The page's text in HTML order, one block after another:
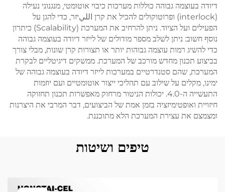
דיודה בעוצמה גבוהה כוללות מערכות כיבוי אוטומטי, מנגנוני נעילה
(interlock) ופרוטוקולים להכיל את קרן الليיזר, כדי להגן על
הפעילים ועל הציוד. ניתן להרחיב את המערכת (Scalability) כיתרון
נוסף חשוב: ניתן לשלב מספר מודולים של לייזר דיודה בעוצמה גבוהה
כדי להשיג רמות עוצמה גבוהות יותר או תצורות קרן שונות, מבלי צורך
בביצוע תכנון מחדש מורכב של המערכת. ממשקים דיגיטליים לבקרת
המערכת, שהם סטנדרטיים במערכות לייזר דיודה בעוצמה גבוהה של
ימינו, מקלים על שילוב עם תהליכי ייצור אוטומטיים ועם יוזמות
התעשייה ה-4.0. יכולות הניטור מרחוק מאפשרות תכנון תחזוקה
חיזויית ואופטימיזציה בזמן אמת של הביצועים, דבר המרבי את היצרנות
ומצמצם את עצירת המערכת הלא מתוכננת.
טיפים ושיטות